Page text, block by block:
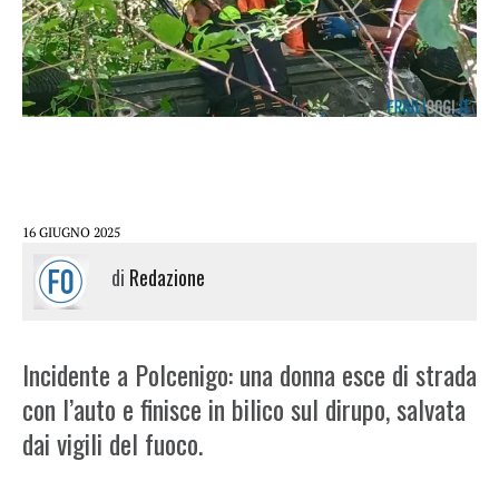
16 GIUGNO 2025
di Redazione
Incidente a Polcenigo: una donna esce di strada
con l’auto e finisce in bilico sul dirupo, salvata
dai vigili del fuoco.